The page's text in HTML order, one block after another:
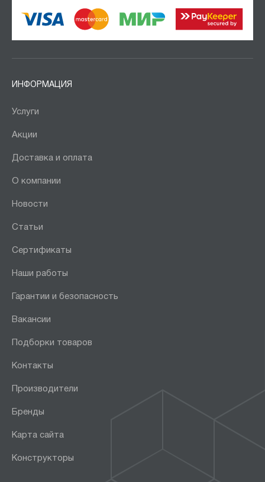
ИНФОРМАЦИЯ
Услуги
Акции
Доставка и оплата
О компании
Новости
Статьи
Сертификаты
Наши работы
Гарантии и безопасность
Вакансии
Подборки товаров
Контакты
Производители
Бренды
Карта сайта
Конструкторы